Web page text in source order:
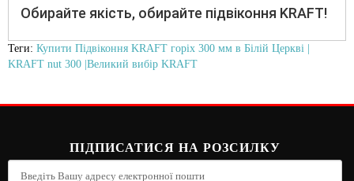
Обирайте якість, обирайте підвіконня KRAFT!
Теги: Купити Підвіконня KRAFT горіх 300 мм в Білій Церкві |
KRAFT nut 300 |Великий вибір KRAFT
ПІДПИСАТИСЯ НА РОЗСИЛКУ